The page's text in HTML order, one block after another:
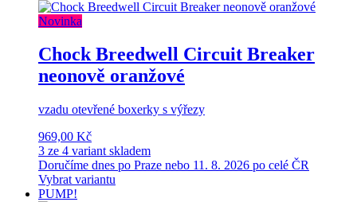
Novinka
Chock Breedwell Circuit Breaker
neonově oranžové
vzadu otevřené boxerky s výřezy
969,00 Kč
3 ze 4 variant skladem
Doručíme dnes po Praze nebo 11. 8. 2026 po celé ČR
Vybrat variantu
PUMP!